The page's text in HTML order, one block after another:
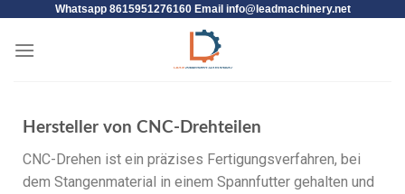
Whatsapp 8615951276160 Email info@leadmachinery.net
Hersteller von CNC-Drehteilen
CNC-Drehen ist ein präzises Fertigungsverfahren, bei
dem Stangenmaterial in einem Spannfutter gehalten und